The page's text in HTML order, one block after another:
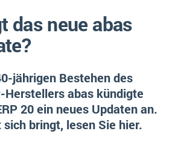
Branche
Branchen
Lieferanten
das neue abas
jährigen Bestehen des
Herstellers abas kündigte
20 ein neues Updaten an.
bringt, lesen Sie hier.